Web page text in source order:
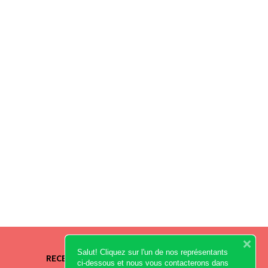
RECEVEZ NOS OFFRES
Salut! Cliquez sur l'un de nos représentants
ci-dessous et nous vous contacterons dans